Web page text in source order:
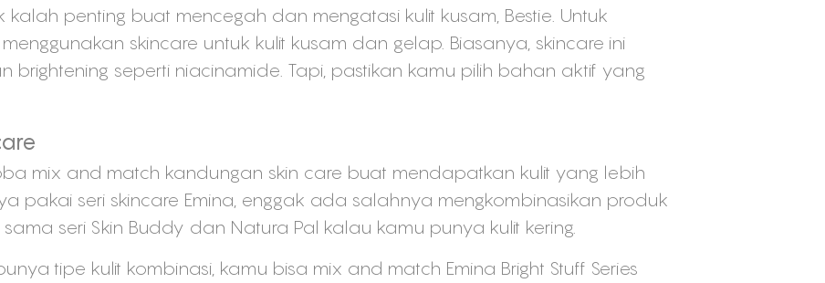
kalah penting buat mencegah dan mengatasi kulit kusam, Bestie. Untuk
skincare untuk kulit kusam dan gelap. Biasanya, skincare ini
brightening seperti niacinamide. Tapi, pastikan kamu pilih bahan aktif yang
mix and match kandungan skin care buat mendapatkan kulit yang lebih
pakai seri skincare Emina, enggak ada salahnya mengkombinasikan produk
sama seri Skin Buddy dan Natura Pal kalau kamu punya kulit kering.
tipe kulit kombinasi, kamu bisa mix and match Emina Bright Stuff Series